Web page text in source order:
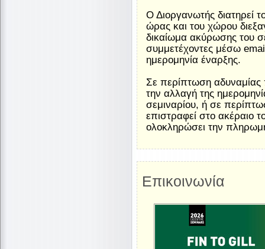
Ο Διοργανωτής διατηρεί
ώρας και του χώρου
δικαίωμα ακύρωσης του
συμμετέχοντες μέσω
ημερομηνία έναρξης.
Σε περίπτωση
την αλλαγή της
σεμιναρίου, ή σε
επιστραφεί στο ακέραιο
ολοκληρώσει την
Επικοινωνία